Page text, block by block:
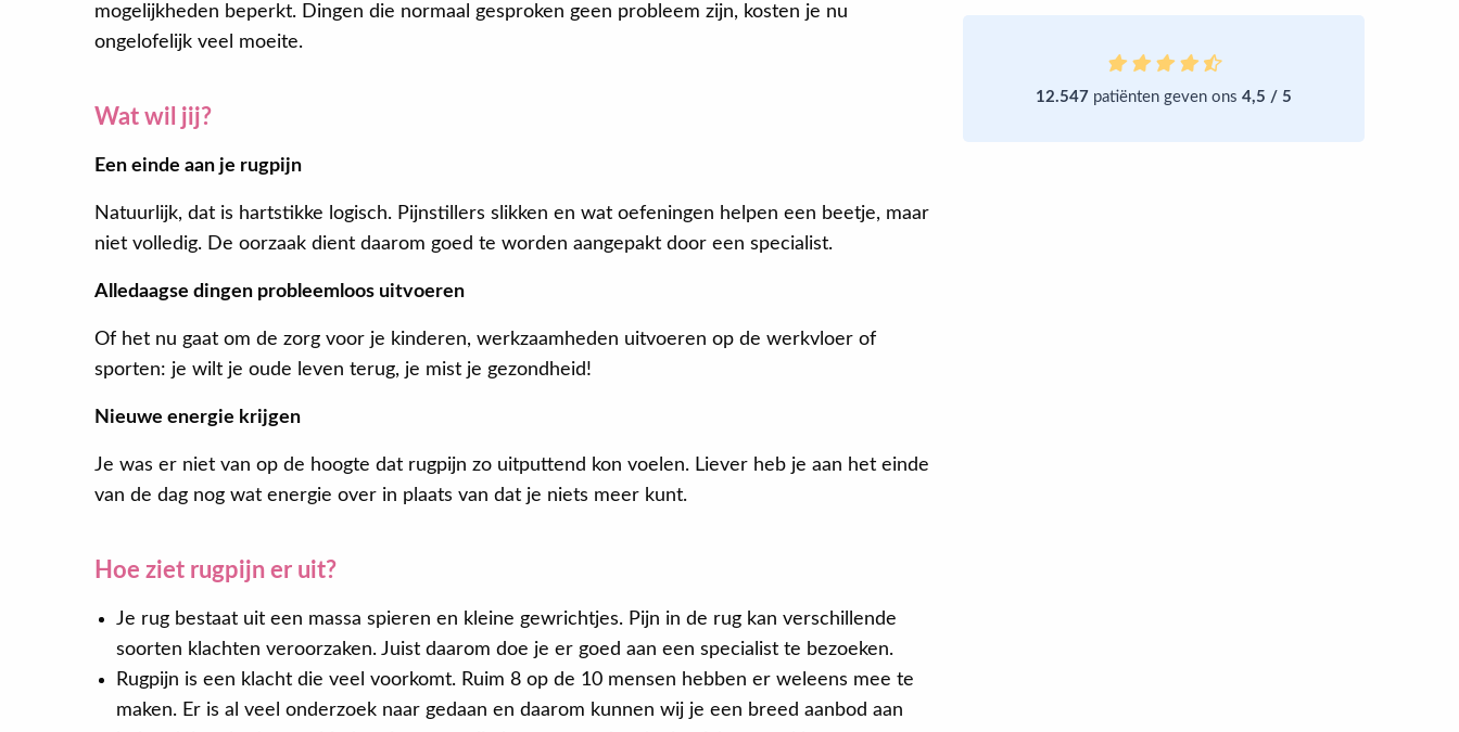
mogelijkheden beperkt. Dingen die normaal gesproken geen probleem zijn, kosten je nu
ongelofelijk veel moeite.
Wat wil jij?
Een einde aan je rugpijn
Natuurlijk, dat is hartstikke logisch. Pijnstillers slikken en wat oefeningen helpen een beetje, maar
niet volledig. De oorzaak dient daarom goed te worden aangepakt door een specialist.
Alledaagse dingen probleemloos uitvoeren
Of het nu gaat om de zorg voor je kinderen, werkzaamheden uitvoeren op de werkvloer of
sporten: je wilt je oude leven terug, je mist je gezondheid!
Nieuwe energie krijgen
Je was er niet van op de hoogte dat rugpijn zo uitputtend kon voelen. Liever heb je aan het einde
van de dag nog wat energie over in plaats van dat je niets meer kunt.
Hoe ziet rugpijn er uit?
Je rug bestaat uit een massa spieren en kleine gewrichtjes. Pijn in de rug kan verschillende
soorten klachten veroorzaken. Juist daarom doe je er goed aan een specialist te bezoeken.
Rugpijn is een klacht die veel voorkomt. Ruim 8 op de 10 mensen hebben er weleens mee te
maken. Er is al veel onderzoek naar gedaan en daarom kunnen wij je een breed aanbod aan
12.547 patiënten geven ons 4,5 / 5